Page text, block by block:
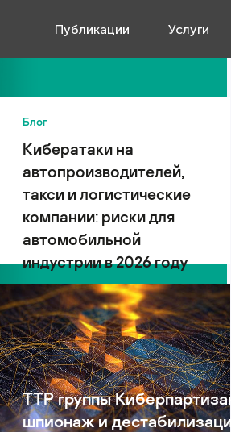
Публикации Услуги
Блог
Кибератаки на
автопроизводителей,
такси и логистические
компании: риски для
автомобильной
индустрии в 2026 году
TTP группы
шпионаж и дестабилизация